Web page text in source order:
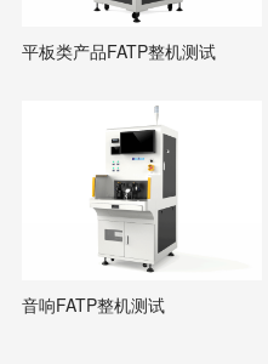
平板类产品FATP整机测试
音响FATP整机测试